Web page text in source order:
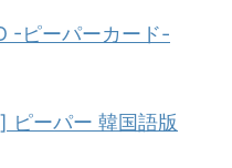
-ピーパーカード-
ピーパー 韓国語版